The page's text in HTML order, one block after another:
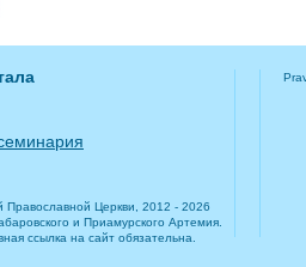
Православной Церкви, 2012 - 2026
и Приамурского Артемия.
ссылка на сайт обязательна.